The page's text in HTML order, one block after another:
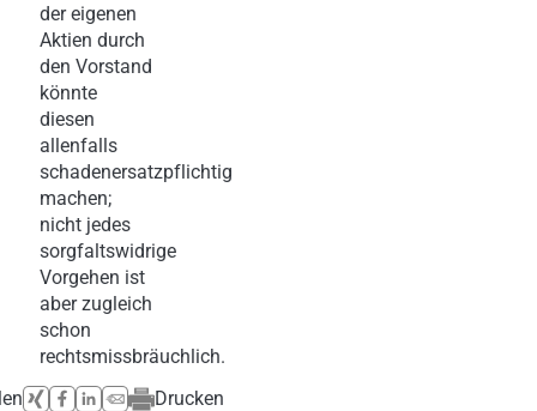
der eigenen
Aktien durch
den Vorstand
könnte
diesen
allenfalls
schadenersatzpflichtig
machen;
nicht jedes
sorgfaltswidrige
Vorgehen ist
aber zugleich
schon
rechtsmissbräuchlich.
Drucken